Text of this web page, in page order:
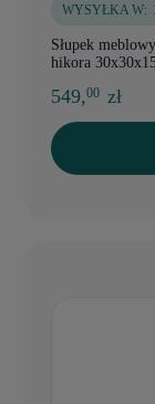
WYSYŁKA W:
Słupek
hikora
549,00 zł